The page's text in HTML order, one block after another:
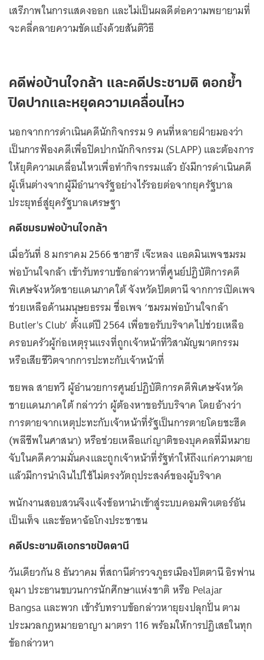
เสรีภาพในการแสดงออก และไม่เป็นผลดีต่อความพยายามที่
จะคลี่คลายความขัดแย้งด้วยสันติวิธี
คดีพ่อบ้านใจกล้า และคดีประชามติ ตอกย้ำ
ปิดปากและหยุดความเคลื่อนไหว
นอกจากการดำเนินคดีนักกิจกรรม 9 คนที่หลายฝ่ายมองว่า
เป็นการฟ้องคดีเพื่อปิดปากนักกิจกรรม (SLAPP) และต้องการ
ให้ยุติความเคลื่อนไหวเพื่อทำกิจกรรมแล้ว ยังมีการดำเนินคดี
ผู้เห็นต่างจากผู้มีอำนาจรัฐอย่างไร้รอยต่อจากยุครัฐบาล
ประยุทธ์สู่ยุครัฐบาลเศรษฐา
คดีชมรมพ่อบ้านใจกล้า
เมื่อวันที่ 8 มกราคม 2566 ซาฮารี เจ๊ะหลง แอดมินเพจชมรม
พ่อบ้านใจกล้า เข้ารับทราบข้อกล่าวหาที่ศูนย์ปฏิบัติการคดี
พิเศษจังหวัดชายแดนภาคใต้ จังหวัดปัตตานี จากการเปิดเพจ
ช่วยเหลือด้านมนุษยธรรม ชื่อเพจ ‘ชมรมพ่อบ้านใจกล้า
Butler's Club’ ตั้งแต่ปี 2564 เพื่อขอรับบริจาคไปช่วยเหลือ
ครอบครัวผู้ก่อเหตุรุนแรงที่ถูกเจ้าหน้าที่วิสามัญฆาตกรรม
หรือเสียชีวิตจากการปะทะกับเจ้าหน้าที่
ชยพล สายทวี ผู้อำนวยการศูนย์ปฏิบัติการคดีพิเศษจังหวัด
ชายแดนภาคใต้ กล่าวว่า ผู้ต้องหาขอรับบริจาค โดยอ้างว่า
การตายจากเหตุปะทะกับเจ้าหน้าที่รัฐเป็นการตายโดยชะฮีด
(พลีชีพในศาสนา) หรือช่วยเหลือแก่ญาติของบุคคลที่มีหมาย
จับในคดีความมั่นคงและถูกเจ้าหน้าที่รัฐทำให้ถึงแก่ความตาย
แล้วมีการนำเงินไปใช้ไม่ตรงวัตถุประสงค์ของผู้บริจาค
พนักงานสอบสวนจึงแจ้งข้อหานำเข้าสู่ระบบคอมพิวเตอร์อัน
เป็นเท็จ และข้อหาฉ้อโกงประชาชน
คดีประชามติเอกราชปัตตานี
วันเดียวกัน 8 ธันวาคม ที่สถานีตำรวจภูธรเมืองปัตตานี อิรฟาน
อุมา ประธานขบวนการนักศึกษาแห่งชาติ หรือ Pelajar
Bangsa และพวก เข้ารับทราบข้อกล่าวหายุยงปลุกปั่น ตาม
ประมวลกฎหมายอาญา มาตรา 116 พร้อมให้การปฏิเสธในทุก
ข้อกล่าวหา